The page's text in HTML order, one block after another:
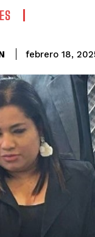
febrero 18,